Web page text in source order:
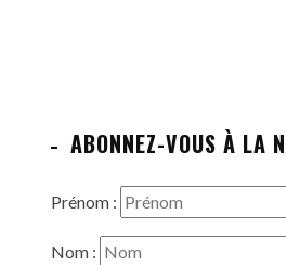
ABONNEZ-VOUS À LA
Prénom :
Nom :